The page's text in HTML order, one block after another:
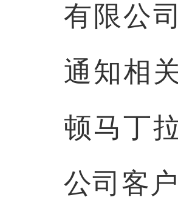
有限公
通知相
顿马丁
公司客